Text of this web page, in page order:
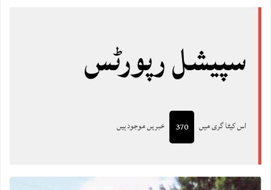
سپیشل رپورٹس
اس کیٹا گری میں 370 خبریں موجود ہیں